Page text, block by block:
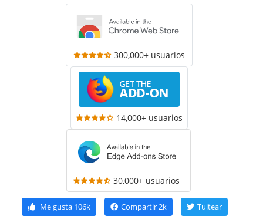
300,000+ usuarios
14,000+ usuarios
30,000+ usuarios
Me gusta106k Compartir2k Tuitear